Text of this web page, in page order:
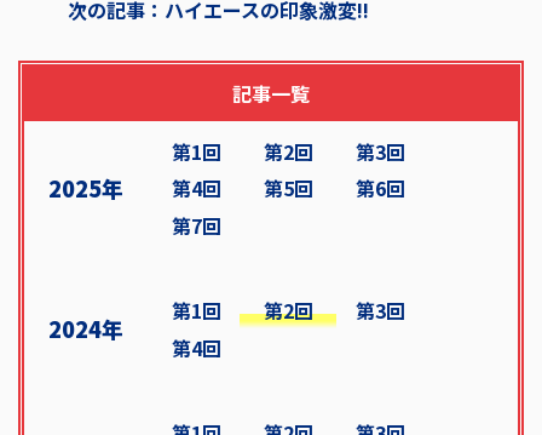
次の記事：ハイエースの印象激変!!
記事一覧
2025年
第1回 第2回
第3回
第4回
第5回
第6回
第7回
2024年
第1回 第2回
第3回
第4回